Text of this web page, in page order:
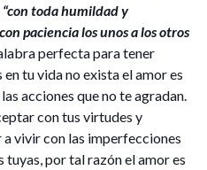
“con toda humildad y
paciencia los unos a los otros
perfecta para tener
tu vida no exista el amor es
acciones que no te agradan.
con tus virtudes y
vivir con las imperfecciones
tuyas, por tal razón el amor es